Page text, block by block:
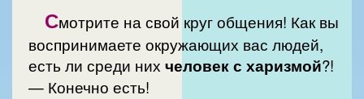
Смотрите на свой круг общения! Как вы
воспринимаете окружающих вас людей,
есть ли среди них человек с харизмой?!
— Конечно есть!